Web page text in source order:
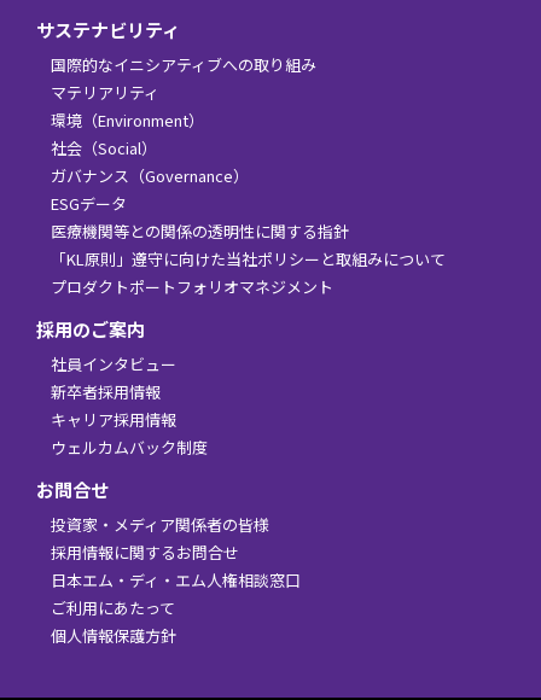
サステナビリティ
国際的なイニシアティブへの取り組み
マテリアリティ
環境（Environment）
社会（Social）
ガバナンス（Governance）
ESGデータ
医療機関等との関係の透明性に関する指針
「KL原則」遵守に向けた当社ポリシーと取組みについて
プロダクトポートフォリオマネジメント
採用のご案内
社員インタビュー
新卒者採用情報
キャリア採用情報
ウェルカムバック制度
お問合せ
投資家・メディア関係者の皆様
採用情報に関するお問合せ
日本エム・ディ・エム人権相談窓口
ご利用にあたって
個人情報保護方針